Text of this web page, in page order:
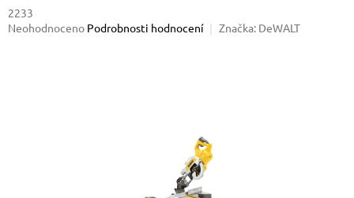
2233
Průměrné
Neohodnoceno Podrobnosti hodnocení Značka: DeWALT